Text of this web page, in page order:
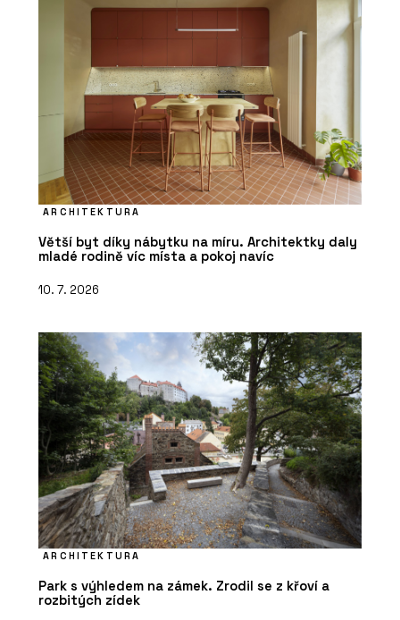
ARCHITEKTURA
Větší byt díky nábytku na míru. Architektky daly
mladé rodině víc místa a pokoj navíc
10. 7. 2026
ARCHITEKTURA
Park s výhledem na zámek. Zrodil se z křoví a
rozbitých zídek